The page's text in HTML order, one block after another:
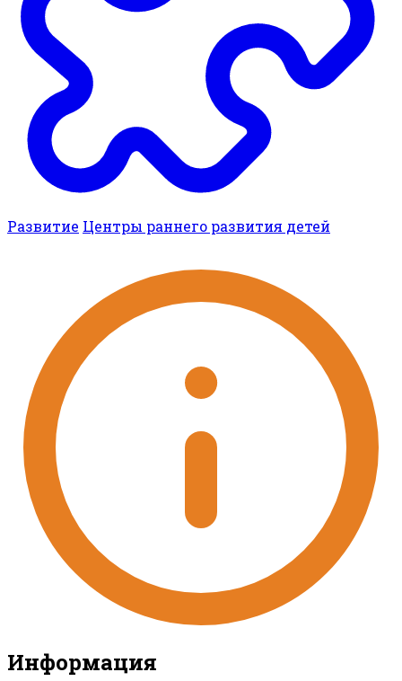
Развитие Центры раннего развития детей
Информация